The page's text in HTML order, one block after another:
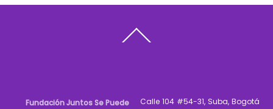
To
Fundación Juntos Se Puede
Calle 104 #54-31, Suba, Bogotá